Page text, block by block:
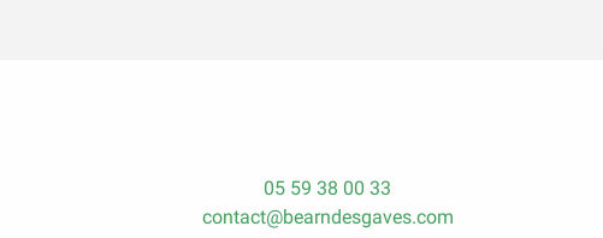
05 59 38 00 33
contact@bearndesgaves.com